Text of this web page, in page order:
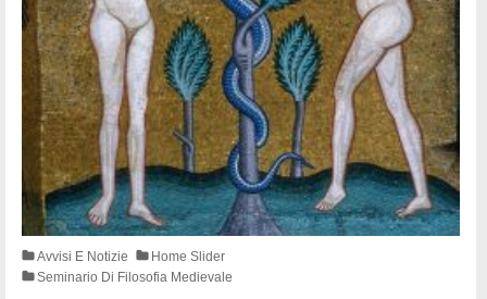
Avvisi E Notizie
Home Slider
Seminario Di Filosofia Medievale